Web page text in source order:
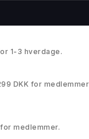
1-3 hverdage.
DKK for
medlemmer.